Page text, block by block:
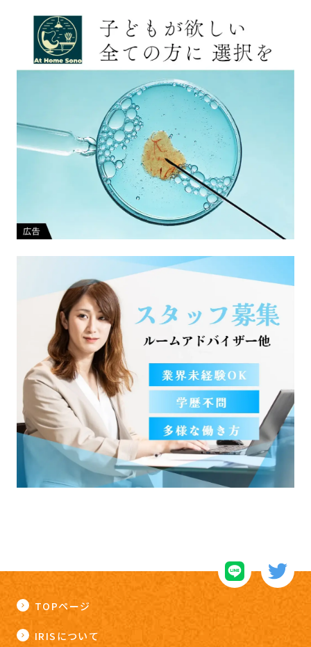
TOPページ
IRISについて